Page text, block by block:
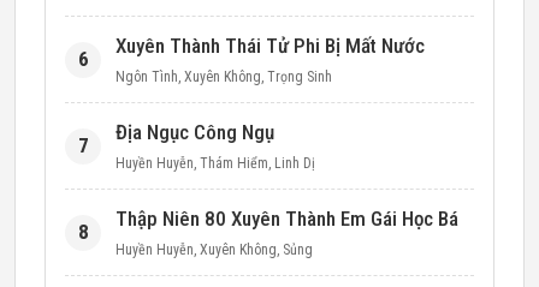
6
Xuyên Thành Thái Tử Phi Bị Mất Nước
Ngôn Tình, Xuyên Không, Trọng Sinh
7
Địa Ngục Công Ngụ
Huyền Huyễn, Thám Hiểm, Linh Dị
8
Thập Niên 80 Xuyên Thành Em Gái Học Bá
Huyền Huyễn, Xuyên Không, Sủng